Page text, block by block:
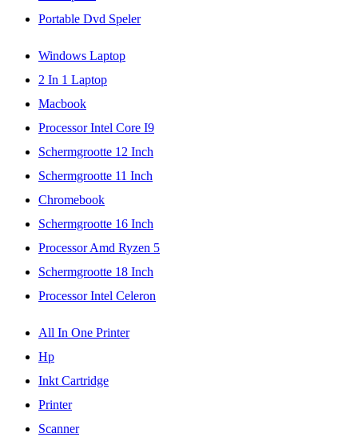
Portable Dvd Speler
Windows Laptop
2 In 1 Laptop
Macbook
Processor Intel Core I9
Schermgrootte 12 Inch
Schermgrootte 11 Inch
Chromebook
Schermgrootte 16 Inch
Processor Amd Ryzen 5
Schermgrootte 18 Inch
Processor Intel Celeron
All In One Printer
Hp
Inkt Cartridge
Printer
Scanner